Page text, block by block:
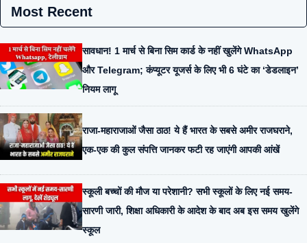
Most Recent
सावधान! 1 मार्च से बिना सिम कार्ड के नहीं खुलेंगे WhatsApp
और Telegram; कंप्यूटर यूजर्स के लिए भी 6 घंटे का ‘डेडलाइन’
नियम लागू
राजा-महाराजाओं जैसा ठाठ! ये हैं भारत के सबसे अमीर राजघराने,
एक-एक की कुल संपत्ति जानकर फटी रह जाएंगी आपकी आंखें
स्कूली बच्चों की मौज या परेशानी? सभी स्कूलों के लिए नई समय-
सारणी जारी, शिक्षा अधिकारी के आदेश के बाद अब इस समय खुलेंगे
स्कूल